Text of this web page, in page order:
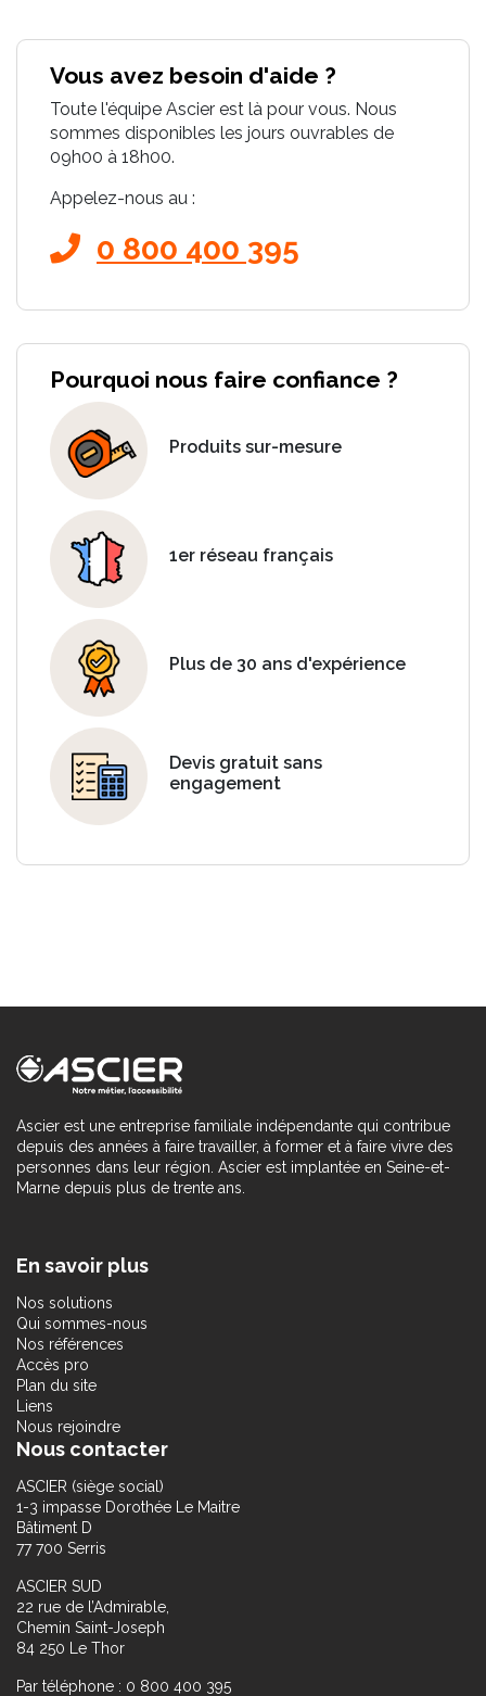
Vous avez besoin d'aide ?
Toute l'équipe Ascier est là pour vous. Nous
sommes disponibles les jours ouvrables de
09h00 à 18h00.
Appelez-nous au :
0 800 400 395
Pourquoi nous faire confiance ?
Produits sur-mesure
1er réseau français
Plus de 30 ans d'expérience
Devis gratuit sans
engagement
Ascier est une entreprise familiale indépendante qui contribue
depuis des années à faire travailler, à former et à faire vivre des
personnes dans leur région. Ascier est implantée en Seine-et-
Marne depuis plus de trente ans.
En savoir plus
Nos solutions
Qui sommes-nous
Nos références
Accès pro
Plan du site
Liens
Nous rejoindre
Nous contacter
ASCIER (siège social)
1-3 impasse Dorothée Le Maitre
Bâtiment D
77 700 Serris
ASCIER SUD
22 rue de l’Admirable,
Chemin Saint-Joseph
84 250 Le Thor
Par téléphone : 0 800 400 395